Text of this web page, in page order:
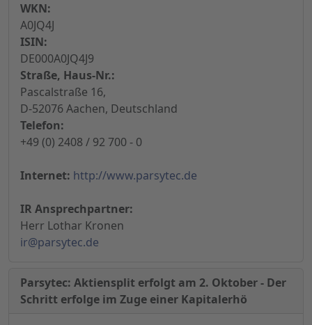
WKN:
A0JQ4J
ISIN:
DE000A0JQ4J9
Straße, Haus-Nr.:
Pascalstraße 16,
D-52076 Aachen, Deutschland
Telefon:
+49 (0) 2408 / 92 700 - 0
Internet: http://www.parsytec.de
IR Ansprechpartner:
Herr Lothar Kronen
ir@parsytec.de
Parsytec: Aktiensplit erfolgt am 2. Oktober - Der
Schritt erfolge im Zuge einer Kapitalerhö